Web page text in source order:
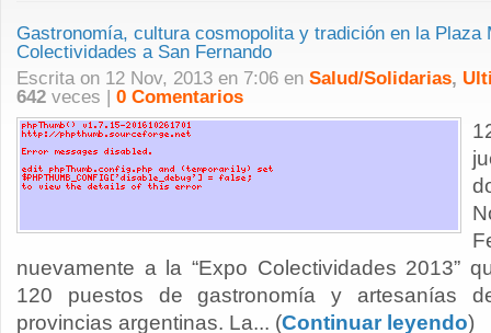
Gastronomía, cultura cosmopolita y tradición en la Plaza
Colectividades a San Fernando
Escrita on 12 Nov, 2013 en 7:06 en Salud/Solidarias,
642 veces | 0 Comentarios
nuevamente a la “Expo Colectividades 2013”
120 puestos de gastronomía y artesanías
provincias argentinas. La... (Continuar leyendo)